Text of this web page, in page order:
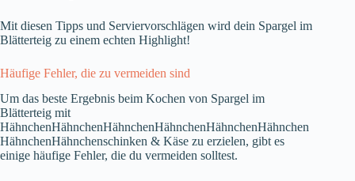
Mit diesen Tipps und Serviervorschlägen wird dein Spargel im
Blätterteig zu einem echten Highlight!
Häufige Fehler, die zu vermeiden sind
Um das beste Ergebnis beim Kochen von Spargel im
Blätterteig mit
HähnchenHähnchenHähnchenHähnchenHähnchenHähnchen
HähnchenHähnchenschinken & Käse zu erzielen, gibt es
einige häufige Fehler, die du vermeiden solltest.